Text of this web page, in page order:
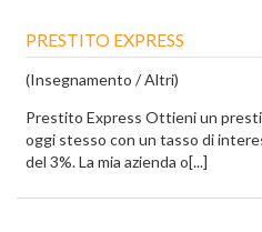
PRESTITO EXPRESS
(Insegnamento / Altri)
Prestito Express Ottieni un
oggi stesso con un tasso di
del 3%. La mia azienda o[...]